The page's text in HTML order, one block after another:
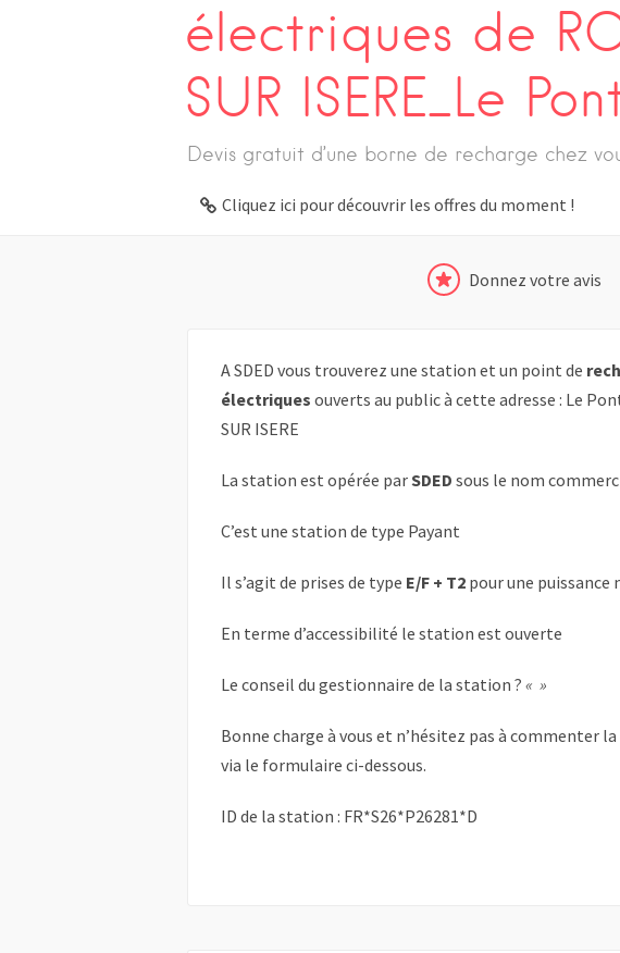
électriques de
SUR ISERE_Le
Devis gratuit d’une borne de recharge chez
Cliquez ici pour découvrir les offres du moment !
Donnez votre avis
A SDED vous trouverez une station et un point de
électriques ouverts au public à cette adresse : Le
SUR ISERE
La station est opérée parSDED sous le nom
C’est une station de type Payant
Il s’agit de prises de type E/F + T2 pour une puissance
En terme d’accessibilité le station est ouverte
Le conseil du gestionnaire de la station ? « »
Bonne charge à vous et n’hésitez pas à commenter
via le formulaire ci-dessous.
ID de la station : FR*S26*P26281*D